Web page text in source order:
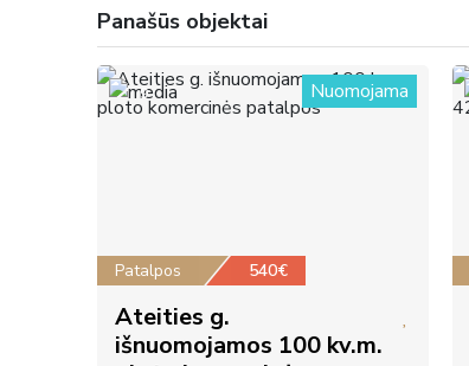
Panašūs objektai
9 Nuomojama
Patalpos 540€
Ateities g.
išnuomojamos 100 kv.m.